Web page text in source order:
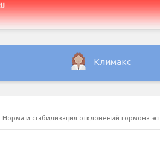
Климакс
Норма и стабилизация отклонений гормона